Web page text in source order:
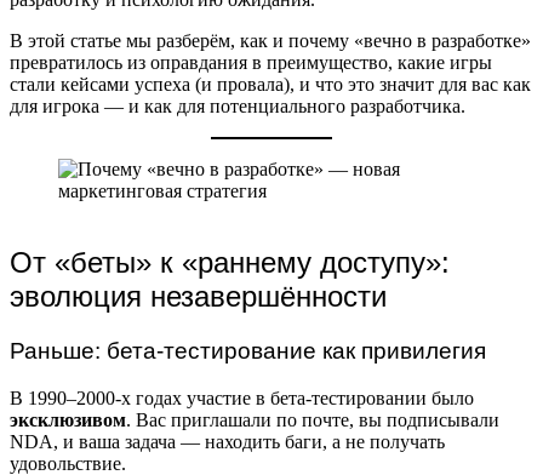
В этой статье мы разберём, как и почему «вечно в разработке»
превратилось из оправдания в преимущество, какие игры
стали кейсами успеха (и провала), и что это значит для вас как
для игрока — и как для потенциального разработчика.
От «беты» к «раннему доступу»:
эволюция незавершённости
Раньше: бета-тестирование как привилегия
В 1990–2000-х годах участие в бета-тестировании было
эксклюзивом. Вас приглашали по почте, вы подписывали
NDA, и ваша задача — находить баги, а не получать
удовольствие.